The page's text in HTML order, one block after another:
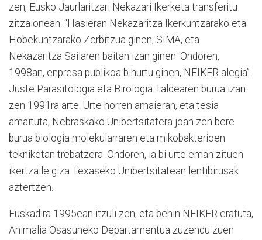
zen, Eusko Jaurlaritzari Nekazari Ikerketa transferitu
zitzaionean. “Hasieran Nekazaritza Ikerkuntzarako eta
Hobekuntzarako Zerbitzua ginen, SIMA, eta
Nekazaritza Sailaren baitan izan ginen. Ondoren,
1998an, enpresa publikoa bihurtu ginen, NEIKER alegia”.
Juste Parasitologia eta Birologia Taldearen burua izan
zen 1991ra arte. Urte horren amaieran, eta tesia
amaituta, Nebraskako Unibertsitatera joan zen bere
burua biologia molekularraren eta mikobakterioen
tekniketan trebatzera. Ondoren, ia bi urte eman zituen
ikertzaile giza Texaseko Unibertsitatean lentibirusak
aztertzen.
Euskadira 1995ean itzuli zen, eta behin NEIKER eratuta,
Animalia Osasuneko Departamentua zuzendu zuen